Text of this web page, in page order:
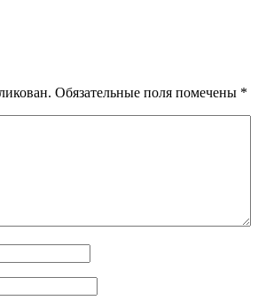
Обязательные поля помечены *